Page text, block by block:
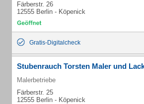
Färberstr. 26
12555 Berlin - Köpenick
Gratis-Digitalcheck
Stubenrauch Torsten Maler und
Malerbetriebe
Färberstr. 25
12555 Berlin - Köpenick